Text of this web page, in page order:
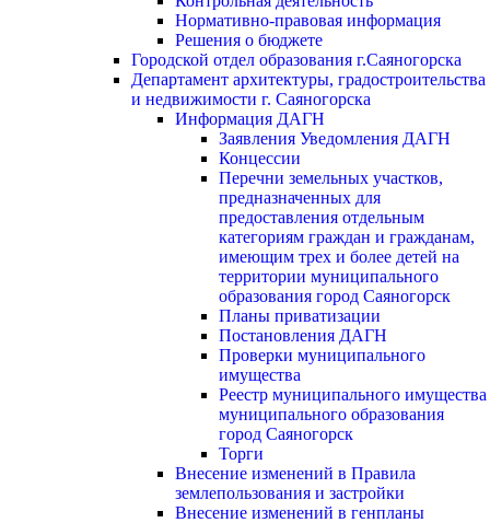
Нормативно-правовая информация
Решения о бюджете
Городской отдел образования г.Саяногорска
Департамент архитектуры, градостроительства
и недвижимости г. Саяногорска
Информация ДАГН
Заявления Уведомления ДАГН
Концессии
Перечни земельных участков,
предназначенных для
предоставления отдельным
категориям граждан и гражданам,
имеющим трех и более детей на
территории муниципального
образования город Саяногорск
Планы приватизации
Постановления ДАГН
Проверки муниципального
имущества
Реестр муниципального имущества
муниципального образования
город Саяногорск
Торги
Внесение изменений в Правила
землепользования и застройки
Внесение изменений в генпланы